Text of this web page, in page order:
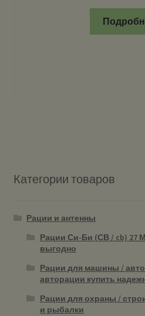
Категории товаров
Рации и антенны
Рации Си-Би (СВ / cb) 27
выгодно
Рации для машины /
авторации купить
Рации для охраны /
и рыбалки